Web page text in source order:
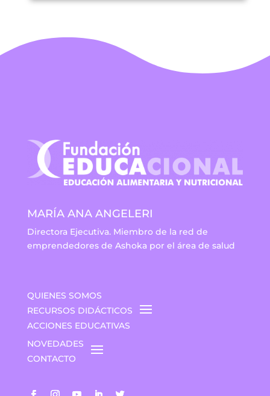
MARÍA ANA ANGELERI
Directora Ejecutiva. Miembro de la red de
emprendedores de Ashoka por el área de salud
QUIENES SOMOS
RECURSOS DIDÁCTICOS
ACCIONES EDUCATIVAS
NOVEDADES
CONTACTO